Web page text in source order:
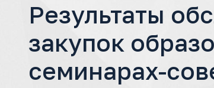
Результаты
закупок
семинарах-